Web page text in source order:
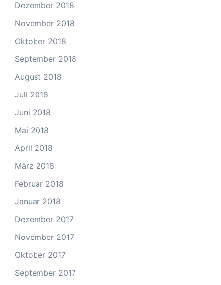
Dezember 2018
November 2018
Oktober 2018
September 2018
August 2018
Juli 2018
Juni 2018
Mai 2018
April 2018
März 2018
Februar 2018
Januar 2018
Dezember 2017
November 2017
Oktober 2017
September 2017